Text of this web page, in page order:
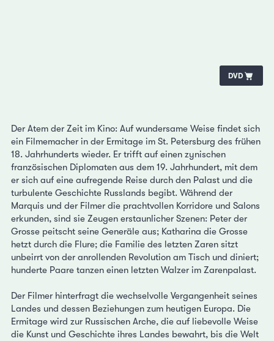
DVD
Der Atem der Zeit im Kino: Auf wundersame Weise findet sich
ein Filmemacher in der Ermitage im St. Petersburg des frühen
18. Jahrhunderts wieder. Er trifft auf einen zynischen
französischen Diplomaten aus dem 19. Jahrhundert, mit dem
er sich auf eine aufregende Reise durch den Palast und die
turbulente Geschichte Russlands begibt. Während der
Marquis und der Filmer die prachtvollen Korridore und Salons
erkunden, sind sie Zeugen erstaunlicher Szenen: Peter der
Grosse peitscht seine Generäle aus; Katharina die Grosse
hetzt durch die Flure; die Familie des letzten Zaren sitzt
unbeirrt von der anrollenden Revolution am Tisch und diniert;
hunderte Paare tanzen einen letzten Walzer im Zarenpalast.
Der Filmer hinterfragt die wechselvolle Vergangenheit seines
Landes und dessen Beziehungen zum heutigen Europa. Die
Ermitage wird zur Russischen Arche, die auf liebevolle Weise
die Kunst und Geschichte ihres Landes bewahrt, bis die Welt